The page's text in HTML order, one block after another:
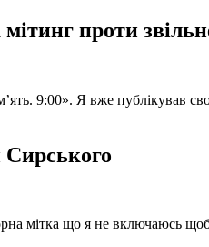
проти
9:00». Я вже публікував
Сирського
мітка що я не включаюсь